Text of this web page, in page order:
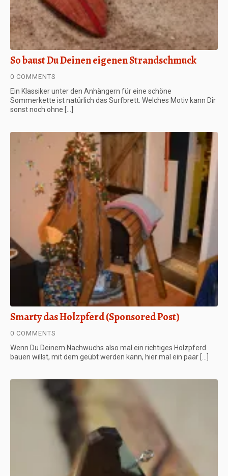
So baust Du Deinen eigenen Strandschmuck
0 COMMENTS
Ein Klassiker unter den Anhängern für eine schöne
Sommerkette ist natürlich das Surfbrett. Welches Motiv kann Dir
sonst noch ohne […]
Smarty das Holzpferd (Sponsored Post)
0 COMMENTS
Wenn Du Deinem Nachwuchs also mal ein richtiges Holzpferd
bauen willst, mit dem geübt werden kann, hier mal ein paar […]